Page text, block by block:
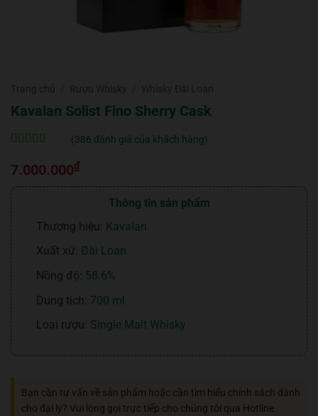
Kavalan Solist Fino Sherry Cask
trênđánh
giá
(386 đánh giá của khách hàng)
7.000.000₫
Thông tin sản phẩm
Thương hiệu: Kavalan
Xuất xứ: Đài Loan
Nồng độ: 58.6%
Dung tích: 700 ml
Loại rượu: Single Malt Whisky
Bạn cần tư vấn về sản phẩm hoặc cần tìm hiểu chính sách dành
cho đại lý? Vui lòng gọi trực tiếp cho chúng tôi qua Hotline